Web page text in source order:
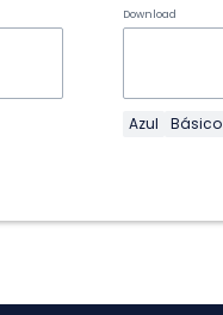
Download
Azul Básico